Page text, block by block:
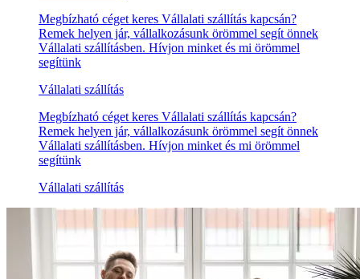
Megbízható céget keres Vállalati szállítás kapcsán?
Remek helyen jár, vállalkozásunk örömmel segít önnek
Vállalati szállításben. Hívjon minket és mi örömmel
segítünk
Vállalati szállítás
Megbízható céget keres Vállalati szállítás kapcsán?
Remek helyen jár, vállalkozásunk örömmel segít önnek
Vállalati szállításben. Hívjon minket és mi örömmel
segítünk
Vállalati szállítás